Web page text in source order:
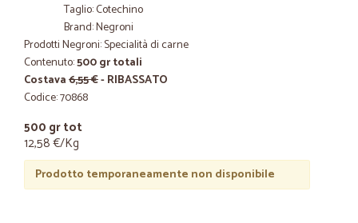
Taglio: Cotechino
Brand: Negroni
Prodotti Negroni: Specialità di carne
Contenuto:500 gr totali
Costava6,55 €- RIBASSATO
Codice: 70868
500 gr tot
12,58 €/Kg
Prodotto temporaneamente non disponibile